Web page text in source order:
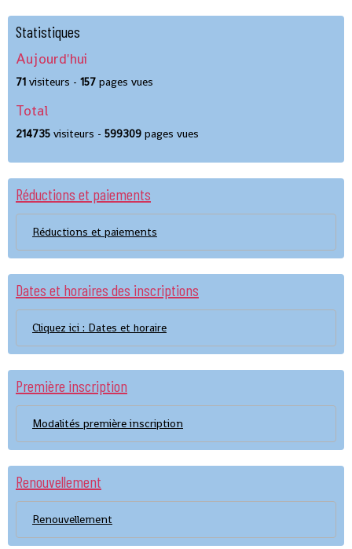
Statistiques
Aujourd'hui
71 visiteurs - 157 pages vues
Total
214735 visiteurs - 599309 pages vues
Réductions et paiements
Réductions et paiements
Dates et horaires des inscriptions
Cliquez ici : Dates et horaire
Première inscription
Modalités première inscription
Renouvellement
Renouvellement